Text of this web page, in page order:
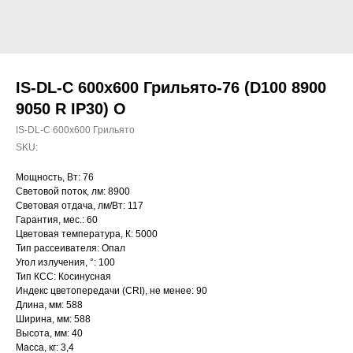
IS-DL-C 600х600 Грильято-76 (D100 8900
9050 R IP30) O
IS-DL-C 600х600 Грильято
SKU:
Мощность, Вт: 76
Световой поток, лм: 8900
Световая отдача, лм/Вт: 117
Гарантия, мес.: 60
Цветовая температура, К: 5000
Тип рассеивателя: Опал
Угол излучения, °: 100
Тип КСС: Косинусная
Индекс цветопередачи (CRI), не менее: 90
Длина, мм: 588
Ширина, мм: 588
Высота, мм: 40
Масса, кг: 3,4